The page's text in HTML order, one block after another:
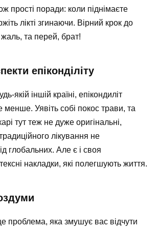
прості поради: коли піднімаєте
лікті згинаючи. Вірний крок до
та перей, брат!
епіконділіту
якій іншій країні, епікондиліт
менше. Уявіть собі покос трави, та
тут теж не дуже оригінальні,
лікування не
глобальних. Але є і своя
накладки, які полегшують життя.
проблема, яка змушує вас відчути